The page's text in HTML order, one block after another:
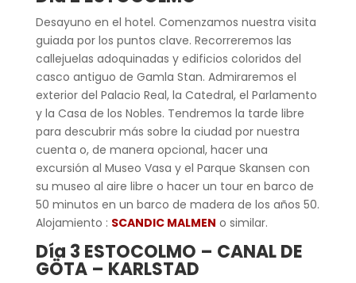
Desayuno en el hotel. Comenzamos nuestra visita
guiada por los puntos clave. Recorreremos las
callejuelas adoquinadas y edificios coloridos del
casco antiguo de Gamla Stan. Admiraremos el
exterior del Palacio Real, la Catedral, el Parlamento
y la Casa de los Nobles. Tendremos la tarde libre
para descubrir más sobre la ciudad por nuestra
cuenta o, de manera opcional, hacer una
excursión al Museo Vasa y el Parque Skansen con
su museo al aire libre o hacer un tour en barco de
50 minutos en un barco de madera de los años 50.
Alojamiento : SCANDIC MALMEN o similar.
Día 3 ESTOCOLMO – CANAL DE
GÖTA – KARLSTAD